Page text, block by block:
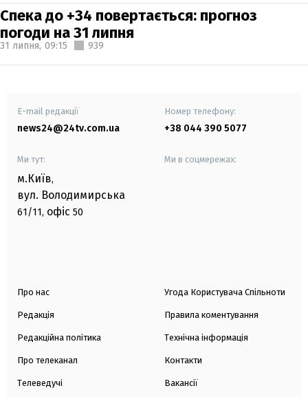
Спека до +34 повертається: прогноз
погоди на 31 липня
31 липня, 09:15 939
E-mail редакції
news24@24tv.com.ua
Номер телефону:
+38 044 390 5077
Ми тут:
м.Київ,
вул. Володимирська
61/11, офіс 50
Ми в соцмережах:
Про нас
Редакція
Редакційна політика
Про телеканал
Телеведучі
Угода Користувача Спільноти
Правила коментування
Технічна інформація
Контакти
Вакансії